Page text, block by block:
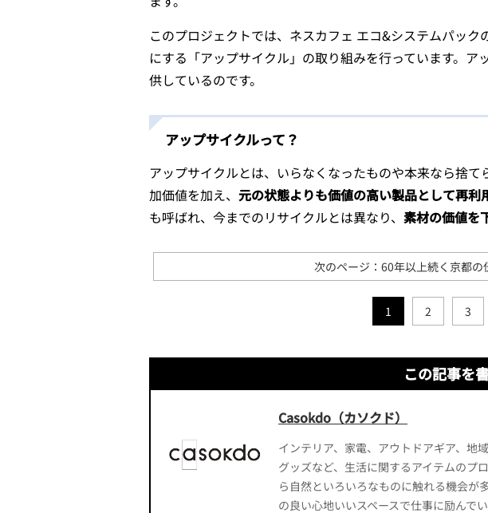
このプロジェクトでは、ネスカフェ エコ&システムパッ
にする「アップサイクル」の取り組みを行っています。
供しているのです。
アップサイクルって？
アップサイクルとは、いらなくなったものや本来なら捨
加価値を加え、 元の状態よりも価値の高い製品として再利
も呼ばれ、今までのリサイクルとは異なり、 素材の価値を
次のページ：60年以上続く京都の
1 2 3
この記事を
Casokdo（カソクド）
インテリア、家電、アウトドアギア、地
グッズなど、生活に関するアイテムのプ
ら自然といろいろなものに触れる機会が
の良い心地いいスペースで仕事に励んでい